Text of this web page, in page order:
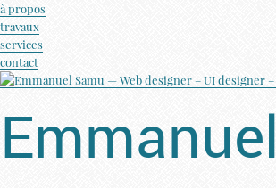
à propos
travaux
services
contact
Emmanuel